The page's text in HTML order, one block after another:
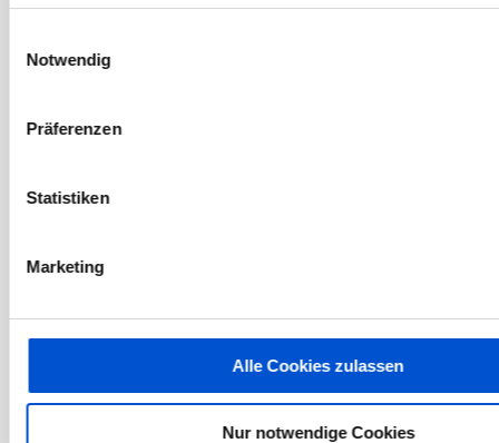
Notwendig
Präferenzen
Statistiken
Marketing
Alle Cookies zulassen
Nur notwendige Cookies
Juli 2021
Mai 2021
März 2021
Januar 2021
September 2020